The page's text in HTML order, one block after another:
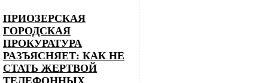
ПРИОЗЕРСКАЯ
ГОРОДСКАЯ
ПРОКУРАТУРА
РАЗЪЯСНЯЕТ: КАК НЕ
СТАТЬ ЖЕРТВОЙ
ТЕЛЕФОННЫХ